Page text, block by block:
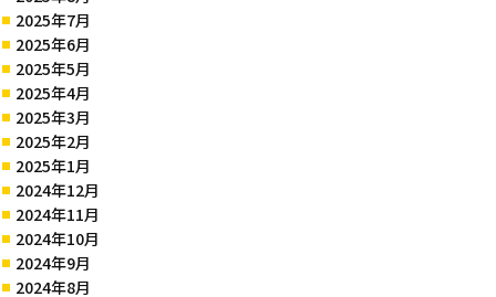
2025年7月
2025年6月
2025年5月
2025年4月
2025年3月
2025年2月
2025年1月
2024年12月
2024年11月
2024年10月
2024年9月
2024年8月